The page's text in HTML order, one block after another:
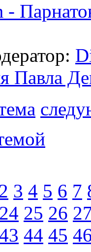
Павла
3 4 5 6 7
24 25 26
44 45